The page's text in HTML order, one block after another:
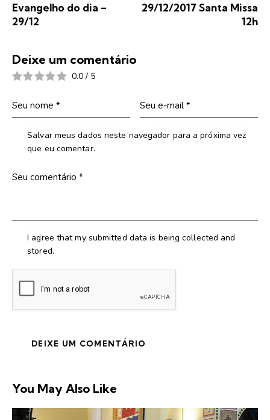
Evangelho do dia –
29/12
29/12/2017 Santa Missa
12h
Deixe um comentário
0.0 / 5
Salvar meus dados neste navegador para a próxima vez
que eu comentar.
I agree that my submitted data is being collected and
stored.
You May Also Like